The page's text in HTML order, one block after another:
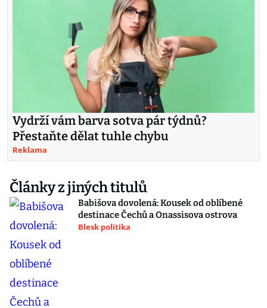
Vydrží vám barva sotva pár týdnů?
Přestaňte dělat tuhle chybu
Reklama
Články z jiných titulů
Babišova dovolená: Kousek od oblíbené
destinace Čechů a Onassisova ostrova
Blesk politika